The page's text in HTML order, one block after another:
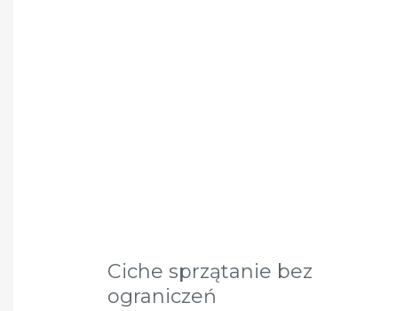
Ciche sprzątanie bez
ograniczeń